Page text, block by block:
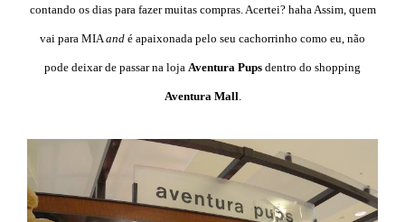
contando os dias para fazer muitas compras. Acertei? haha Assim, quem
vai para MIA and é apaixonada pelo seu cachorrinho como eu, não
pode deixar de passar na loja Aventura Pups dentro do shopping
Aventura Mall